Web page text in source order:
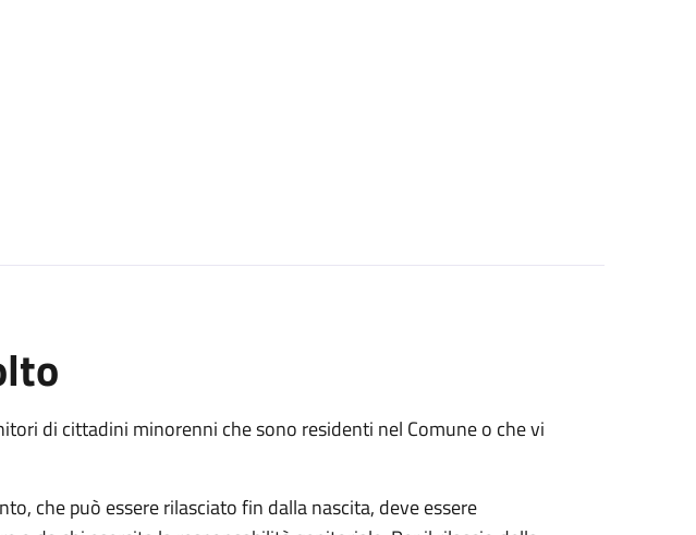
di cittadini minorenni che sono residenti nel Comune o che vi
che può essere rilasciato fin dalla nascita, deve essere